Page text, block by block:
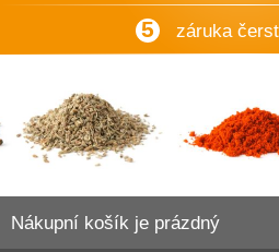
5 záruka
Nákupní košík je prázdný